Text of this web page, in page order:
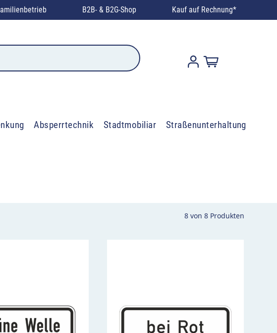
B2B- & B2G-Shop Kauf auf Rechnung*
Absperrtechnik Stadtmobiliar Straßenunterhaltung
8 von 8 Produkten